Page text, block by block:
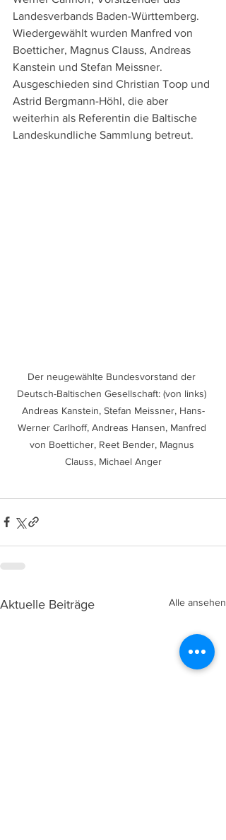
Landesverbands Baden-Württemberg.
Wiedergewählt wurden Manfred von
Boetticher, Magnus Clauss, Andreas
Kanstein und Stefan Meissner.
Ausgeschieden sind Christian Toop und
Astrid Bergmann-Höhl, die aber
weiterhin als Referentin die Baltische
Landeskundliche Sammlung betreut.
Der neugewählte Bundesvorstand der
Deutsch-Baltischen Gesellschaft: (von links)
Andreas Kanstein, Stefan Meissner, Hans-
Werner Carlhoff, Andreas Hansen, Manfred
von Boetticher, Reet Bender, Magnus
Clauss, Michael Anger
Aktuelle Beiträge Alle ansehen